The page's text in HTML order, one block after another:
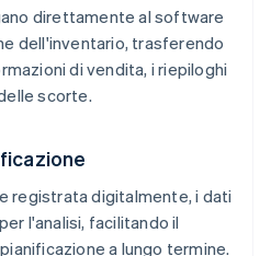
direttamente al software
dell'inventario, trasferendo
di vendita, i riepiloghi
scorte.
registrata digitalmente, i dati
l'analisi, facilitando il
a lungo termine.